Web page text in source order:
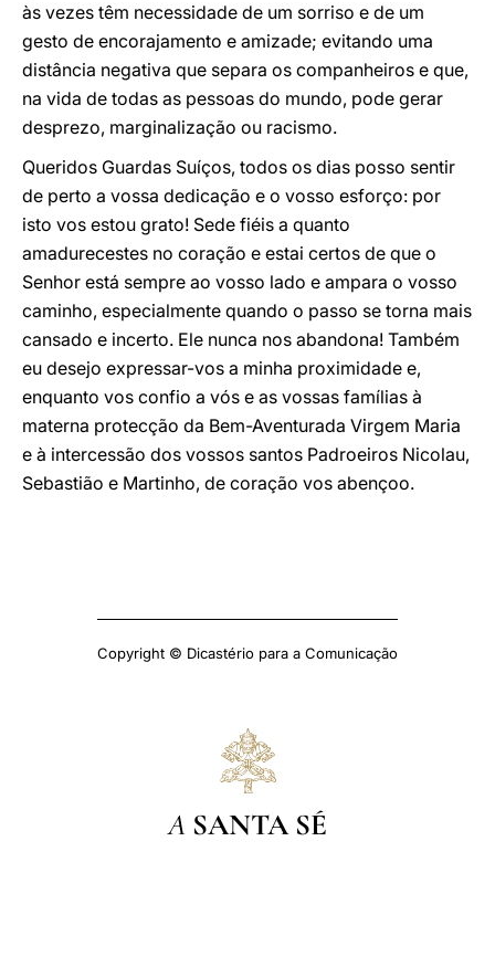
às vezes têm necessidade de um sorriso e de um
gesto de encorajamento e amizade; evitando uma
distância negativa que separa os companheiros e que,
na vida de todas as pessoas do mundo, pode gerar
desprezo, marginalização ou racismo.
Queridos Guardas Suíços, todos os dias posso sentir
de perto a vossa dedicação e o vosso esforço: por
isto vos estou grato! Sede fiéis a quanto
amadurecestes no coração e estai certos de que o
Senhor está sempre ao vosso lado e ampara o vosso
caminho, especialmente quando o passo se torna mais
cansado e incerto. Ele nunca nos abandona! Também
eu desejo expressar-vos a minha proximidade e,
enquanto vos confio a vós e as vossas famílias à
materna protecção da Bem-Aventurada Virgem Maria
e à intercessão dos vossos santos Padroeiros Nicolau,
Sebastião e Martinho, de coração vos abençoo.
Copyright © Dicastério para a Comunicação
A SANTA SÉ